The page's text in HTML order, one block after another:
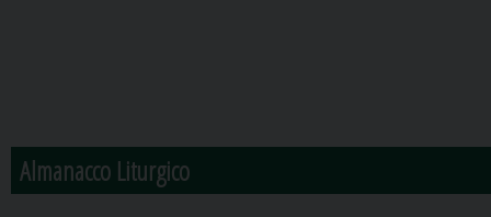
Almanacco Liturgico